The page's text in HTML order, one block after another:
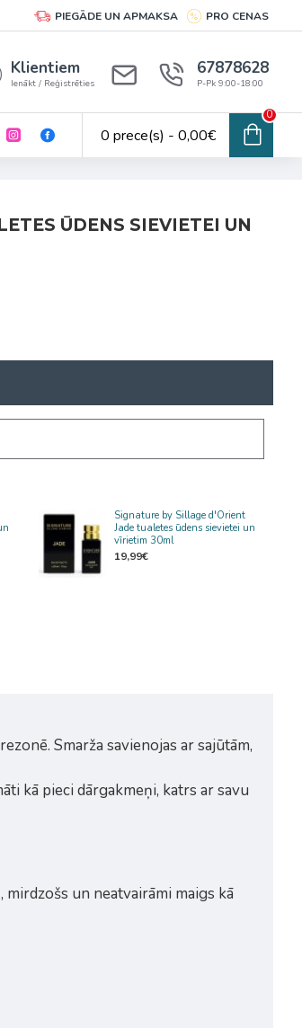
PIEGĀDE UN APMAKSA PRO CENAS
Klientiem
Ienākt / Reģistrēties
67878628
P-Pk 9:00-18:00
0 prece(s) - 0,00€
0
ŪDENS SIEVIETEI UN
Signature by Sillage d'Orient
Jade tualetes ūdens sievietei un
vīrietim 30ml
19,99€
Smarža savienojas ar sajūtām,
kā pieci dārgakmeņi, katrs ar savu
un neatvairāmi maigs kā